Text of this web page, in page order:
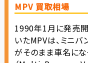
MPV 買取相場
1990年1月に発売
いたMPVは、ミニバ
がそのまま車名に